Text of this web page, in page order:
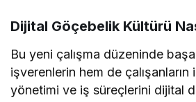
Dijital Göçebelik Kültürü
Bu yeni çalışma düzeninde
işverenlerin hem de
yönetimi ve iş süreçlerini dijital